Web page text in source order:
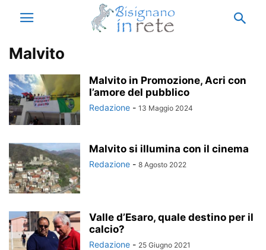
Malvito
Malvito in Promozione, Acri con
l’amore del pubblico
Redazione - 13 Maggio 2024
Malvito si illumina con il cinema
Redazione - 8 Agosto 2022
Valle d’Esaro, quale destino per il
calcio?
Redazione - 25 Giugno 2021